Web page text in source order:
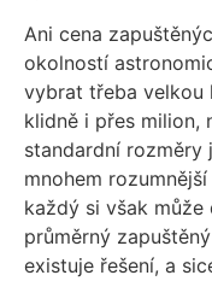
Ani cena
okolností
vybrat třeba velkou
klidně i přes milion,
standardní rozměry
mnohem
každý si však
průměrný
existuje řešení, a